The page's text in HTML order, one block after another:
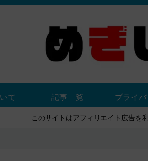
て 記事一覧 プライ
このサイトはアフィリエイト広告を